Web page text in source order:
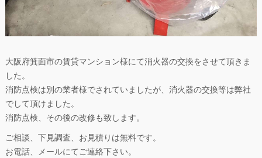
大阪府箕面市の賃貸マンション様にて消火器の交換をさせて頂きま
した。
消防点検は別の業者様でされていましたが、消火器の交換等は弊社
でして頂けました。
消防点検、その後の改修も致します。
ご相談、下見調査、お見積りは無料です。
お電話、メールにてご連絡下さい。